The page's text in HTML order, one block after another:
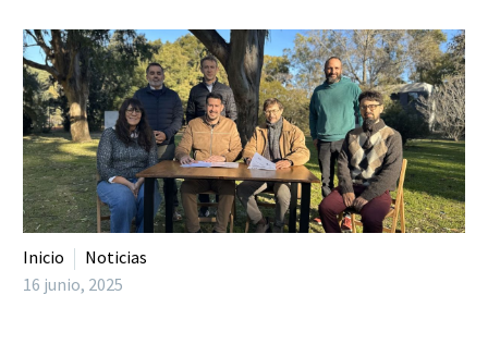
Inicio
Noticias
16 junio, 2025